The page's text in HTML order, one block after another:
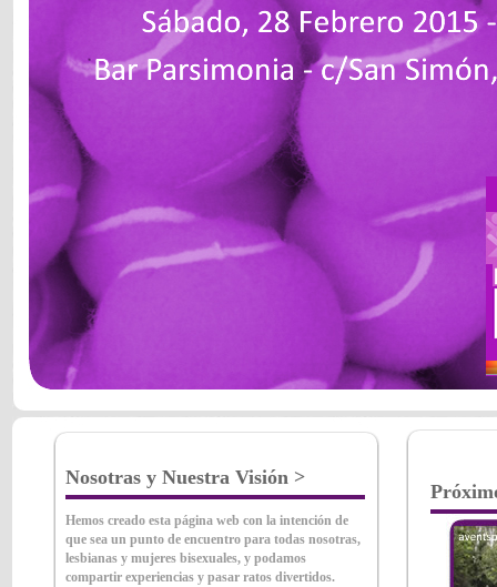
Nosotras y Nuestra Visión >
Hemos creado esta página web con la intención de
que sea un punto de encuentro para todas nosotras,
lesbianas y mujeres bisexuales, y podamos
compartir experiencias y pasar ratos divertidos.